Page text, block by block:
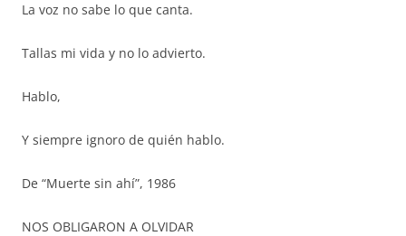
La voz no sabe lo que canta.
Tallas mi vida y no lo advierto.
Hablo,
Y siempre ignoro de quién hablo.
De “Muerte sin ahí”, 1986
NOS OBLIGARON A OLVIDAR